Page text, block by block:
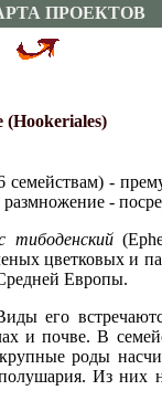
ПРОЕКТОВ
(Hookeriales)
семействам) -
-
тибоденский
цветковых и
Европы.
его
и почве. В
роды
Из них